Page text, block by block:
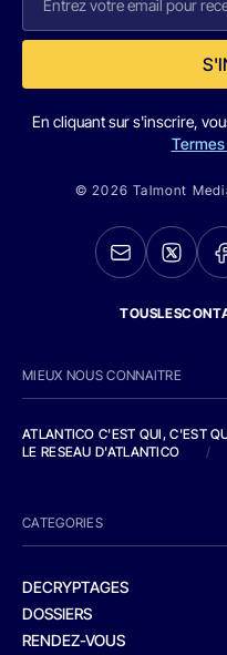
En cliquant sur s'inscrire,
© 2026 Talmont
MIEUX NOUS CONNAITRE
ATLANTICO C'EST QUI, C'EST
LE RESEAU D'ATLANTICO
/
CATEGORIES
DECRYPTAGES
DOSSIERS
RENDEZ-VOUS